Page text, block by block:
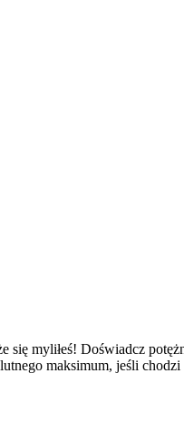
się myliłeś! Doświadcz
maksimum, jeśli chodzi